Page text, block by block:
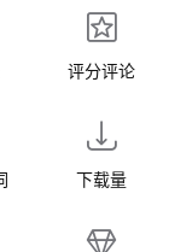
评分评论
下载量